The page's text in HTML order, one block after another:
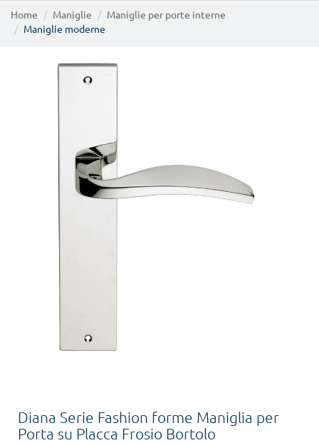
Home Maniglie
Maniglie per porte interne
Maniglie moderne
Diana Serie Fashion forme Maniglia per
Porta su Placca Frosio Bortolo